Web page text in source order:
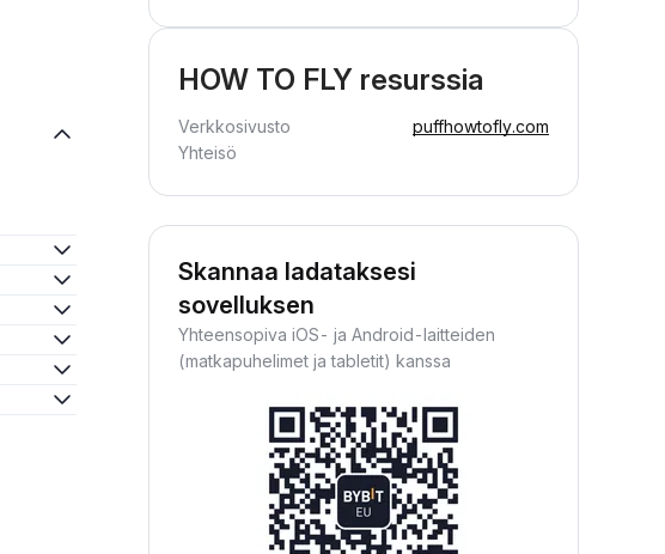
HOW TO FLY resurssia
Verkkosivusto
puffhowtofly.com
Yhteisö
Skannaa ladataksesi
sovelluksen
Yhteensopiva iOS- ja Android-laitteiden
(matkapuhelimet ja tabletit) kanssa